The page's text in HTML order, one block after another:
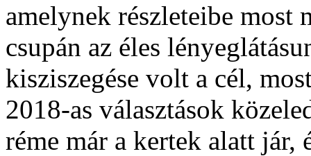
amelynek részleteibe most
csupán az éles
kisziszegése volt a cél,
2018-as választások
réme már a kertek alatt